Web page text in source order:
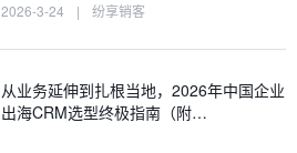
2026-3-24 | 纷享销客
从业务延伸到扎根当地，2026年中国企业
出海CRM选型终极指南（附…